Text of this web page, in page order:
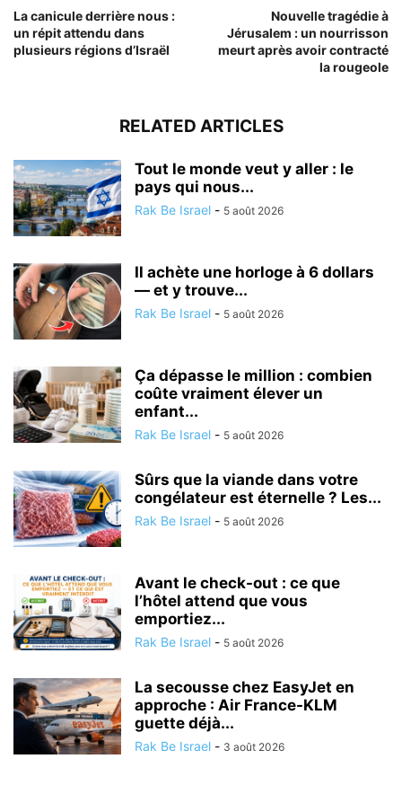
La canicule derrière nous :
un répit attendu dans
plusieurs régions d’Israël
Nouvelle tragédie à
Jérusalem : un nourrisson
meurt après avoir contracté
la rougeole
RELATED ARTICLES
Tout le monde veut y aller : le
pays qui nous...
Rak Be Israel - 5 août 2026
Il achète une horloge à 6 dollars
— et y trouve...
Rak Be Israel - 5 août 2026
Ça dépasse le million : combien
coûte vraiment élever un
enfant...
Rak Be Israel - 5 août 2026
Sûrs que la viande dans votre
congélateur est éternelle ? Les...
Rak Be Israel - 5 août 2026
Avant le check-out : ce que
l’hôtel attend que vous
emportiez...
Rak Be Israel - 5 août 2026
La secousse chez EasyJet en
approche : Air France-KLM
guette déjà...
Rak Be Israel - 3 août 2026